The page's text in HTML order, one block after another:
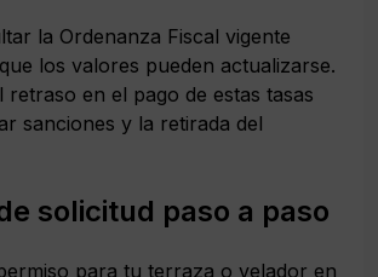
la Ordenanza Fiscal vigente
los valores pueden actualizarse.
retraso en el pago de estas tasas
sanciones y la retirada del
solicitud paso a paso
para tu terraza o velador en